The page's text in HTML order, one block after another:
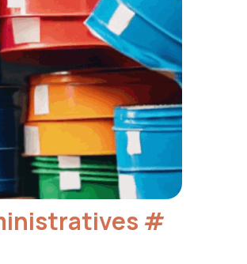
#